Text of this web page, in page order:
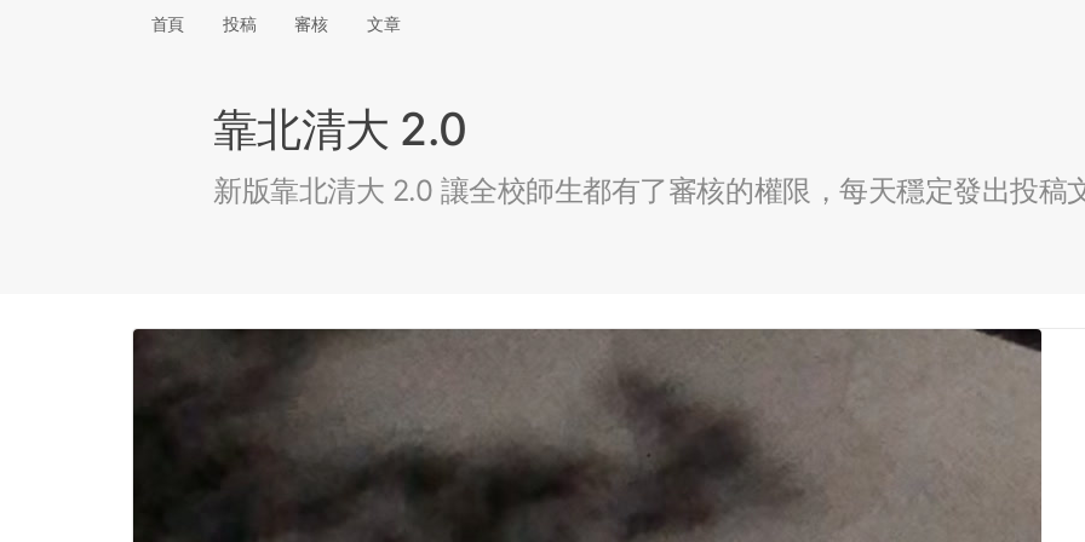
首頁 投稿 審核 文章
靠北清大 2.0
新版靠北清大 2.0 讓全校師生都有了審核的權限，每天穩定發出投稿